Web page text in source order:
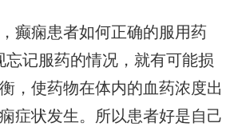
癫痫患者如何正确的服用药
忘记服药的情况，就有可能损
，使药物在体内的血药浓度出
症状发生。所以患者好是自己